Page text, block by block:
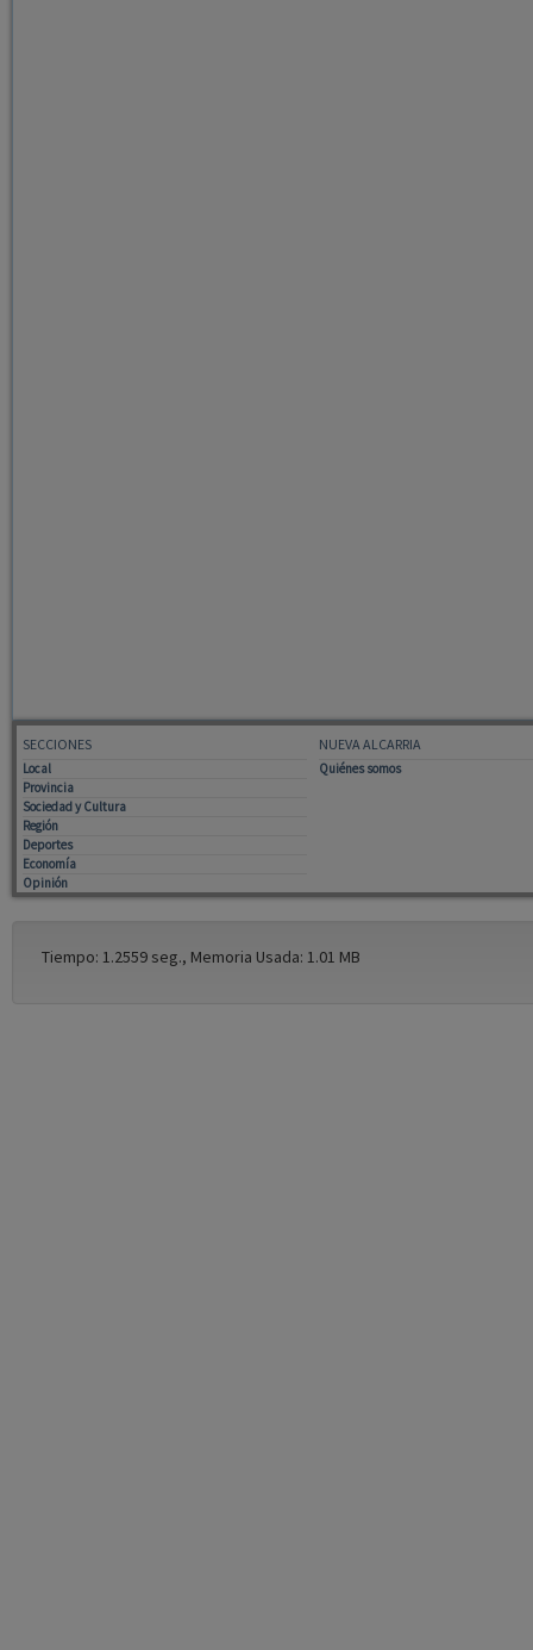
SECCIONES
Local
Provincia
Sociedad y Cultura
Región
Deportes
Economía
Opinión
NUEVA ALCARRIA
Quiénes somos
Tiempo: 1.2559 seg., Memoria Usada: 1.01 MB